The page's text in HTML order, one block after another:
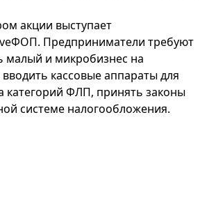
акции выступает
Предприниматели требуют
малый и микробизнес на
кассовые аппараты для
категорий ФЛП, принять законы
системе налогообложения.